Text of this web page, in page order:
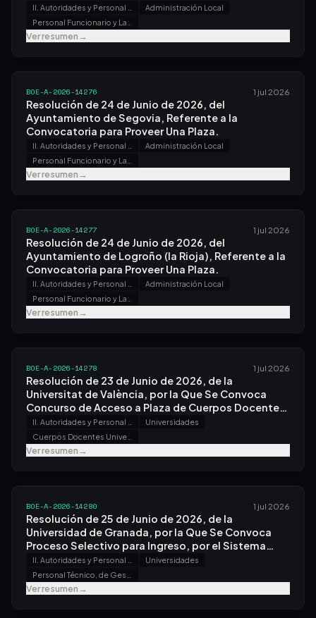
Administración Local
Ver resumen→
BOE-A-2026-14276 1 jul 2026
Resolución de 24 de Junio de 2026, del
Ayuntamiento de Segovia, Referente a la
Convocatoria para Proveer Una Plaza.
Administración Local
Ver resumen→
BOE-A-2026-14277 1 jul 2026
Resolución de 24 de Junio de 2026, del
Ayuntamiento de Logroño (la Rioja), Referente a la
Convocatoria para Proveer Una Plaza.
Administración Local
Ver resumen→
BOE-A-2026-14278 1 jul 2026
Resolución de 23 de Junio de 2026, de la
Universitat de València, por la Que Se Convoca
Concurso de Acceso a Plaza de Cuerpos Docentes
Universitarios.
Universidades
Ver resumen→
BOE-A-2026-14280 1 jul 2026
Resolución de 25 de Junio de 2026, de la
Universidad de Granada, por la Que Se Convoca
Proceso Selectivo para Ingreso, por el Sistema
General de Acceso Libre, en la Escala Auxiliar de
Servicios Generales.
Universidades
Ver resumen→